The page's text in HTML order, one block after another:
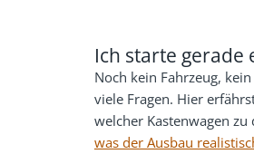
Ich starte gerade
Noch kein Fahrzeug, kein
viele Fragen. Hier
welcher Kastenwagen zu
was der Ausbau